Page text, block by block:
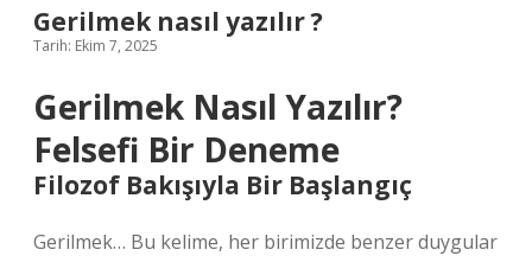
Gerilmek nasıl yazılır ?
Tarih: Ekim 7, 2025
Gerilmek Nasıl Yazılır?
Felsefi Bir Deneme
Filozof Bakışıyla Bir Başlangıç
Gerilmek… Bu kelime, her birimizde benzer duygular